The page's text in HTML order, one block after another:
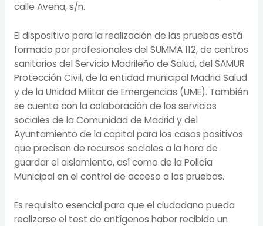
calle Avena, s/n.
El dispositivo para la realización de las pruebas está
formado por profesionales del SUMMA 112, de centros
sanitarios del Servicio Madrileño de Salud, del SAMUR
Protección Civil, de la entidad municipal Madrid Salud
y de la Unidad Militar de Emergencias (UME). También
se cuenta con la colaboración de los servicios
sociales de la Comunidad de Madrid y del
Ayuntamiento de la capital para los casos positivos
que precisen de recursos sociales a la hora de
guardar el aislamiento, así como de la Policía
Municipal en el control de acceso a las pruebas.
Es requisito esencial para que el ciudadano pueda
realizarse el test de antígenos haber recibido un